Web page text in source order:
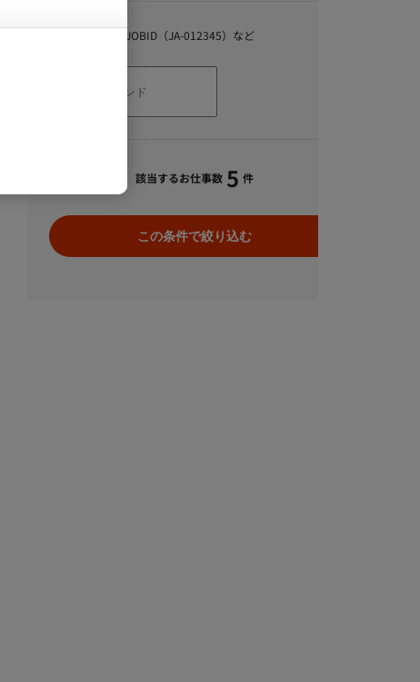
スキル、職種、JOBID（JA-012345）など
該当するお仕事数 5 件
この条件で絞り込む